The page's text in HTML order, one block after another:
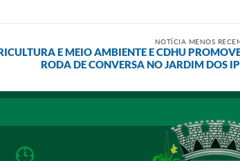
NOTÍCIA MENOS
E MEIO AMBIENTE E CDHU
RODA DE CONVERSA NO JARDIM DOS